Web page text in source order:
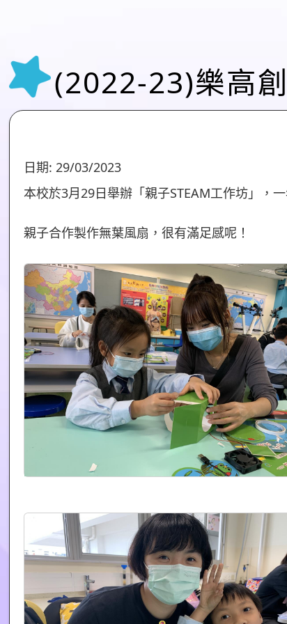
(2022-23)樂高
日期: 29/03/2023
本校於3月29日舉辦「親子STEAM工作坊」，
親子合作製作無葉風扇，很有滿足感呢！